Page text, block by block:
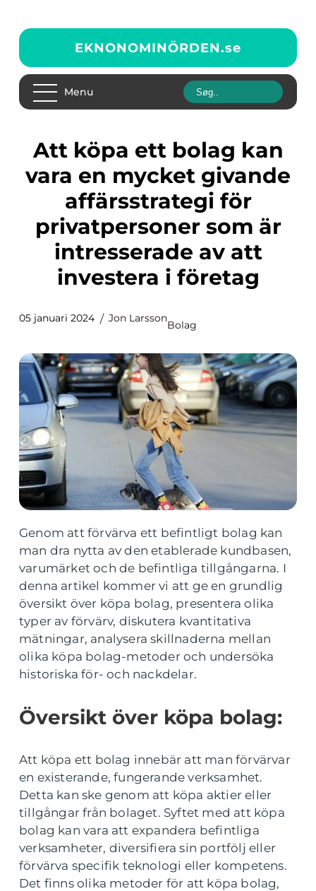
EKNONOMINÖRDEN.se
Menu
Att köpa ett bolag kan
vara en mycket givande
affärsstrategi för
privatpersoner som är
intresserade av att
investera i företag
05 januari 2024 Jon Larsson
Bolag
Genom att förvärva ett befintligt bolag kan
man dra nytta av den etablerade kundbasen,
varumärket och de befintliga tillgångarna. I
denna artikel kommer vi att ge en grundlig
översikt över köpa bolag, presentera olika
typer av förvärv, diskutera kvantitativa
mätningar, analysera skillnaderna mellan
olika köpa bolag-metoder och undersöka
historiska för- och nackdelar.
Översikt över köpa bolag:
Att köpa ett bolag innebär att man förvärvar
en existerande, fungerande verksamhet.
Detta kan ske genom att köpa aktier eller
tillgångar från bolaget. Syftet med att köpa
bolag kan vara att expandera befintliga
verksamheter, diversifiera sin portfölj eller
förvärva specifik teknologi eller kompetens.
Det finns olika metoder för att köpa bolag,